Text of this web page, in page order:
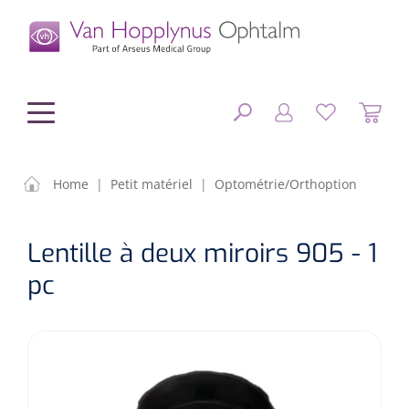
Equipement chirurgical
Optométrie/Orthoption
OPTIONS
Home | Petit matériel | Optométrie/Orthoption
Lentille à deux miroirs 905 - 1
pc